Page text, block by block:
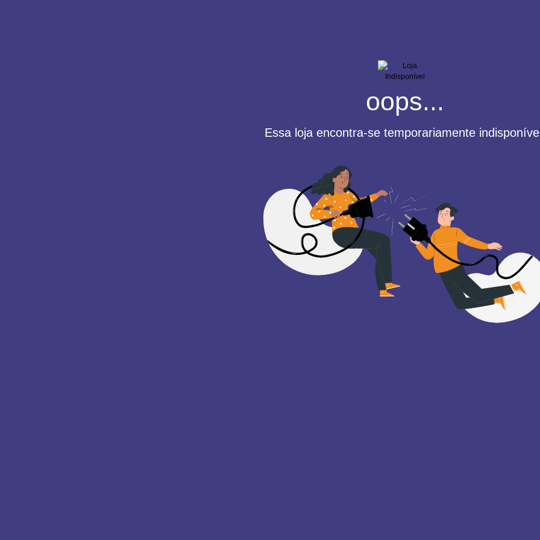
oops...
Essa loja encontra-se temporariamente